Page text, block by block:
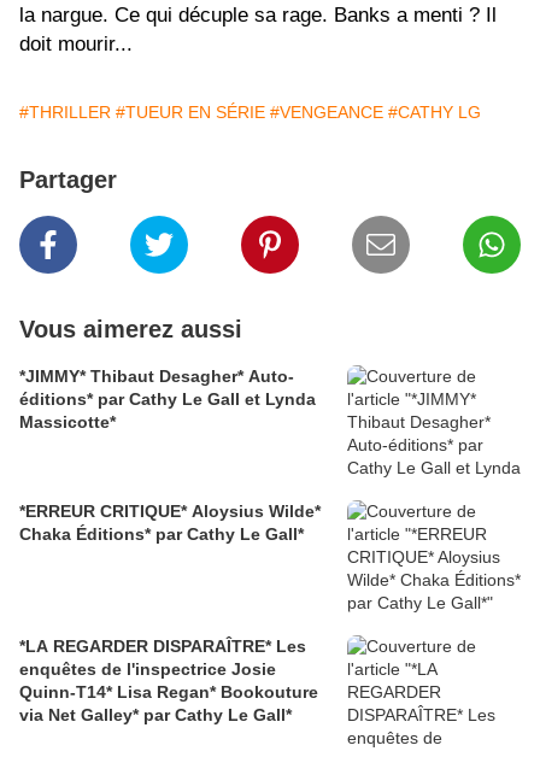
la nargue. Ce qui décuple sa rage. Banks a menti ? Il
doit mourir...
#THRILLER #TUEUR EN SÉRIE #VENGEANCE #CATHY LG
Partager
Vous aimerez aussi
*JIMMY* Thibaut Desagher* Auto-
éditions* par Cathy Le Gall et Lynda
Massicotte*
*ERREUR CRITIQUE* Aloysius Wilde*
Chaka Éditions* par Cathy Le Gall*
*LA REGARDER DISPARAÎTRE* Les
enquêtes de l'inspectrice Josie
Quinn-T14* Lisa Regan* Bookouture
via Net Galley* par Cathy Le Gall*